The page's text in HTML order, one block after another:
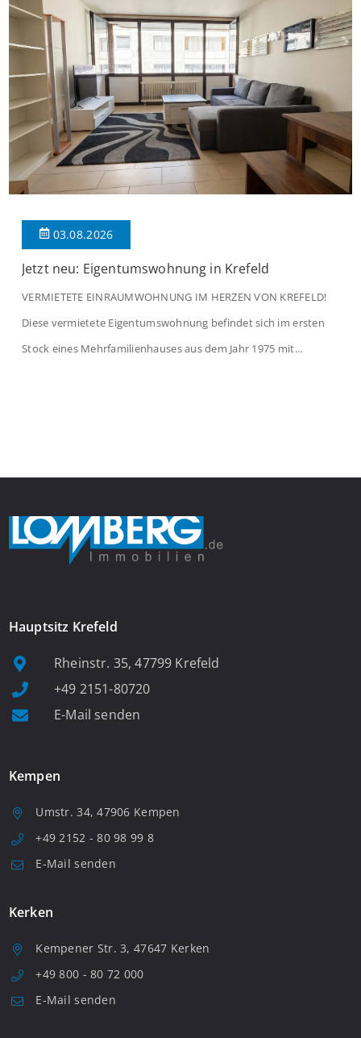
03.08.2026
Jetzt neu: Eigentumswohnung in Krefeld
VERMIETETE EINRAUMWOHNUNG IM HERZEN VON KREFELD!
Diese vermietete Eigentumswohnung befindet sich im ersten
Stock eines Mehrfamilienhauses aus dem Jahr 1975 mit
Hauptsitz Krefeld
Rheinstr. 35, 47799 Krefeld
+49 2151-80720
E-Mail senden
Kempen
Umstr. 34, 47906 Kempen
+49 2152 - 80 98 99 8
E-Mail senden
Kerken
Kempener Str. 3, 47647 Kerken
+49 800 - 80 72 000
E-Mail senden